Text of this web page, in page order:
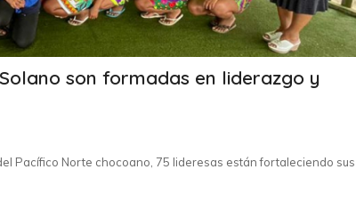
son formadas en liderazgo y
Pacífico Norte chocoano, 75 lideresas están fortaleciendo sus